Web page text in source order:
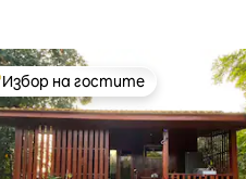
популярен избор на гостите
Избор на гостите